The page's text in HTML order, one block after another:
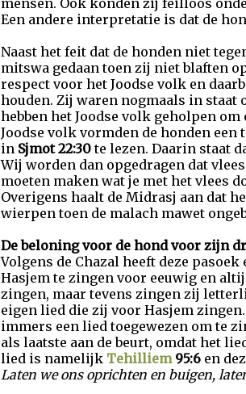
mensen. Ook konden zij feilloos
Een andere interpretatie is dat de
Naast het feit dat de honden niet
mitswa gedaan toen zij niet blaften
respect voor het Joodse volk en
houden. Zij waren nogmaals in staat
hebben het Joodse volk geholpen
Joodse volk vormden de honden
in Sjmot 22:30te lezen. Daarin staat
Wij worden dan opgedragen dat
moeten maken wat je met het vlees
Overigens haalt de Midrasj aan dat
wierpen toen de malach mawet
De beloning voor de hond voor zijn
Volgens de Chazal heeft deze
Hasjem te zingen voor eeuwig en
zingen, maar tevens zingen zij
eigen lied die zij voor Hasjem
immers een lied toegewezen om te
als laatste aan de beurt, omdat het
lied is namelijk Tehilliem95:6 en
Laten we ons oprichten en buigen,